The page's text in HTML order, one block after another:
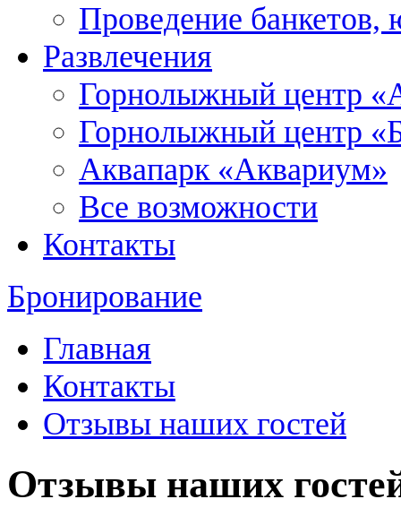
Проведение банкетов,
Развлечения
Горнолыжный центр
Горнолыжный центр
Аквапарк «Аквариум»
Все возможности
Контакты
Бронирование
Главная
Контакты
Отзывы наших гостей
Отзывы наших